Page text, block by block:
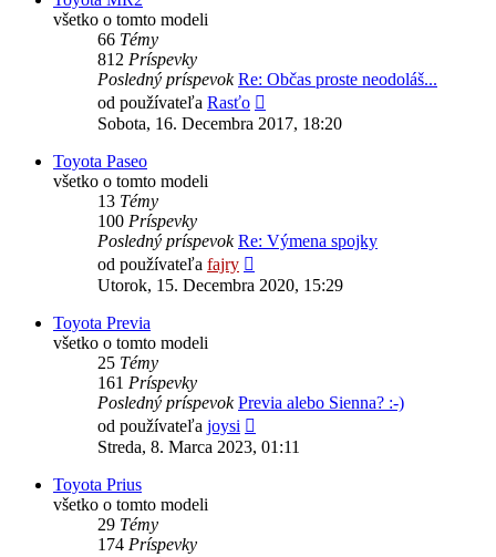
všetko o tomto modeli
66 Témy
812 Príspevky
Posledný príspevok Re: Občas proste neodoláš...
od používateľa Rasťo
posledný
Sobota, 16. Decembra 2017, 18:20
Toyota Paseo
všetko o tomto modeli
13 Témy
100 Príspevky
Posledný príspevok Re: Výmena spojky
od používateľa fajry
posledný
Utorok, 15. Decembra 2020, 15:29
Toyota Previa
všetko o tomto modeli
25 Témy
161 Príspevky
Posledný príspevok Previa alebo Sienna? :-)
od používateľa joysi
posledný
Streda, 8. Marca 2023, 01:11
Toyota Prius
všetko o tomto modeli
29 Témy
174 Príspevky